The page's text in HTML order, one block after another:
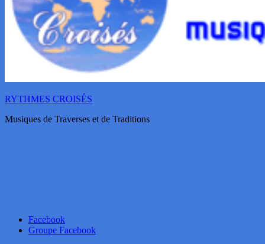
RYTHMES CROISÉS
Musiques de Traverses et de Traditions
Facebook
Groupe Facebook